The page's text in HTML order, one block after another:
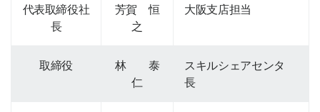
代表取締役社
長
芳賀 恒
之
大阪支店担当
取締役
林 泰
仁
スキルシェアセンタ
長